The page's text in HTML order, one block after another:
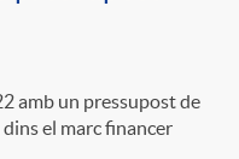
amb un pressupost de
dins el marc financer